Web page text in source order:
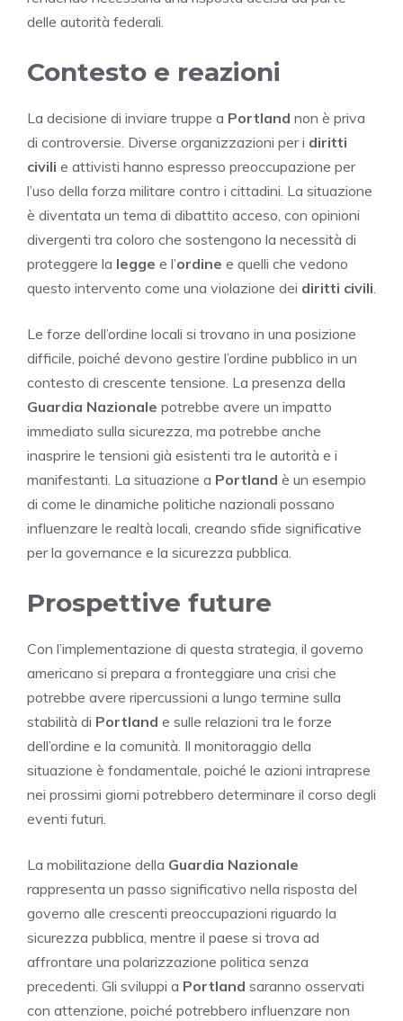
delle autorità federali.
Contesto e reazioni
La decisione di inviare truppe a Portland non è priva
di controversie. Diverse organizzazioni per i diritti
civili e attivisti hanno espresso preoccupazione per
l’uso della forza militare contro i cittadini. La situazione
è diventata un tema di dibattito acceso, con opinioni
divergenti tra coloro che sostengono la necessità di
proteggere la legge e l’ordine e quelli che vedono
questo intervento come una violazione dei diritti civili.
Le forze dell’ordine locali si trovano in una posizione
difficile, poiché devono gestire l’ordine pubblico in un
contesto di crescente tensione. La presenza della
Guardia Nazionale potrebbe avere un impatto
immediato sulla sicurezza, ma potrebbe anche
inasprire le tensioni già esistenti tra le autorità e i
manifestanti. La situazione a Portland è un esempio
di come le dinamiche politiche nazionali possano
influenzare le realtà locali, creando sfide significative
per la governance e la sicurezza pubblica.
Prospettive future
Con l’implementazione di questa strategia, il governo
americano si prepara a fronteggiare una crisi che
potrebbe avere ripercussioni a lungo termine sulla
stabilità di Portland e sulle relazioni tra le forze
dell’ordine e la comunità. Il monitoraggio della
situazione è fondamentale, poiché le azioni intraprese
nei prossimi giorni potrebbero determinare il corso degli
eventi futuri.
La mobilitazione della Guardia Nazionale
rappresenta un passo significativo nella risposta del
governo alle crescenti preoccupazioni riguardo la
sicurezza pubblica, mentre il paese si trova ad
affrontare una polarizzazione politica senza
precedenti. Gli sviluppi a Portland saranno osservati
con attenzione, poiché potrebbero influenzare non